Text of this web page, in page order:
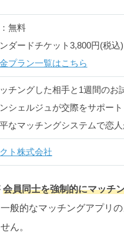
無料
ダードチケット3,800円(税込)
プラン一覧はこちら
ッチングした相手と1週間のお
ンシェルジュが交際をサポート
平なマッチングシステムで恋
ト株式会社
会員同士を強制的にマッチ
般的なマッチングアプリ
ん。